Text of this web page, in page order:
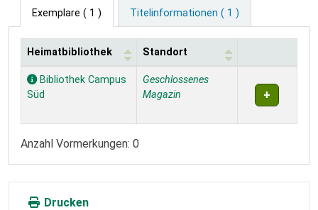
Exemplare ( 1 ) Titelinformationen ( 1 )
Exemplare
Heimatbibliothek Standort
Bibliothek Campus
Süd
Geschlossenes
Magazin
Anzahl Vormerkungen: 0
Drucken